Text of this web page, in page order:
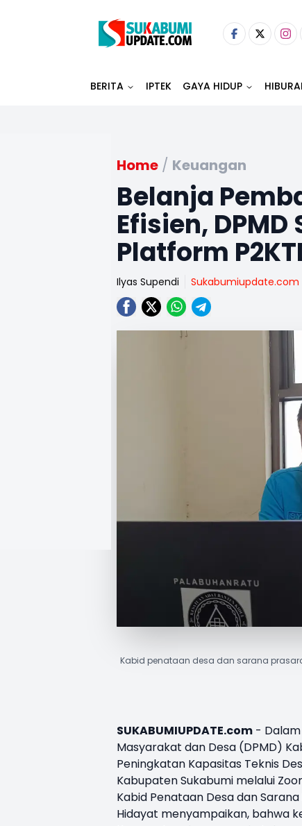
BERITA IPTEK GAYA HIDUP
Home / Keuangan
Belanja
Efisien,
Platform
Ilyas Supendi Sukabumiupdate.com
Kabid penataan desa dan sarana
SUKABUMIUPDATE.com -
Masyarakat dan Desa (DPMD)
Peningkatan Kapasitas Teknis
Kabupaten Sukabumi melalui
Kabid Penataan Desa dan
Hidayat menyampaikan, bahwa